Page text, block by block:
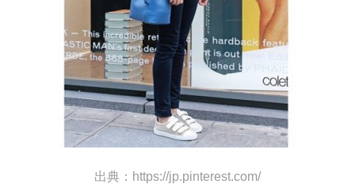
出典：https://jp.pinterest.com/